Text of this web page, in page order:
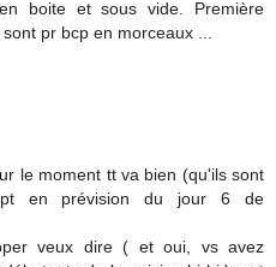
boite et sous vide. Première
pr bcp en morceaux ...
le moment tt va bien (qu'ils sont
en prévision du jour 6 de
veux dire ( et oui, vs avez